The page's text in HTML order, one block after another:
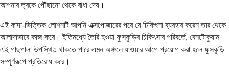
আপনার ত্বকে পৌঁছানো থেকে বাধা দেয়।
এই কাদা-ভিত্তিক লোশনটি আপনি এক্সপোজারের পরে যে চিকিৎসা ব্যবহার করেন তার থেকে
আলাদাভাবে কাজ করে। ইতিমধ্যে তৈরি হওয়া ফুসকুড়ির চিকিৎসার পরিবর্তে, বেনটোকুয়াম
এই গাছপালা উপস্থিত থাকতে পারে এমন অঞ্চলে যাওয়ার আগে প্রয়োগ করা হলে ফুসকুড়ি
সম্পূর্ণরূপে প্রতিরোধ করে।